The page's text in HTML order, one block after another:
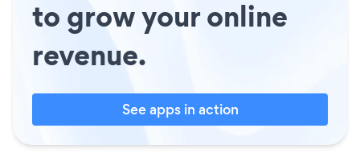
to grow your online
revenue.
See apps in action